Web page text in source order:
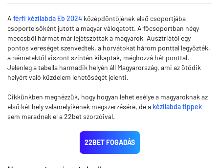
A férfi kézilabda Eb 2024 középdöntőjének első csoportjába
csoportelsőként jutott a magyar válogatott. A főcsoportban négy
meccsből hármat már lejátszottak a magyarok, Ausztriától egy
pontos vereséget szenvedtek, a horvátokat három ponttal legyőzték,
a németektől viszont szintén kikaptak, méghozzá hét ponttal.
Jelenleg a tabella harmadik helyén áll Magyarország, ami az ötödik
helyért való küzdelem lehetőségét jelenti.
Cikkünkben megnézzük, hogy hogyan lehet esélye a magyaroknak az
első két hely valamelyikének megszerzésére, de a kézilabda tippek
sem maradnak el a 22bet szorzóival.
22BET FOGADÁS